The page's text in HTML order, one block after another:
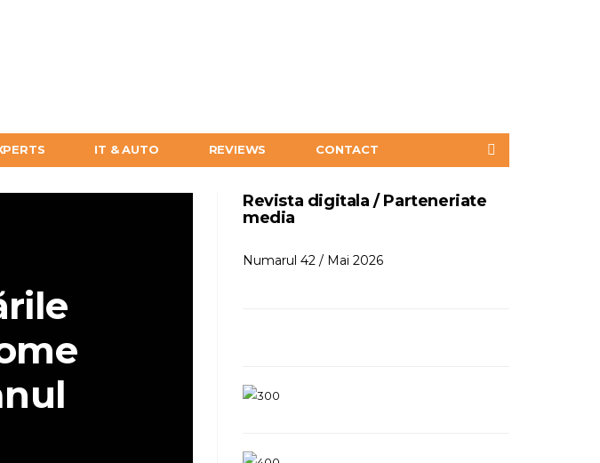
IT & AUTO REVIEWS CONTACT
Revista digitala / Parteneriate
media
Numarul 42 / Mai 2026